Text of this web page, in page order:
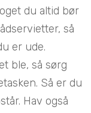
du altid bør
så
er ude.
ble, så sørg
Så er du
Hav også